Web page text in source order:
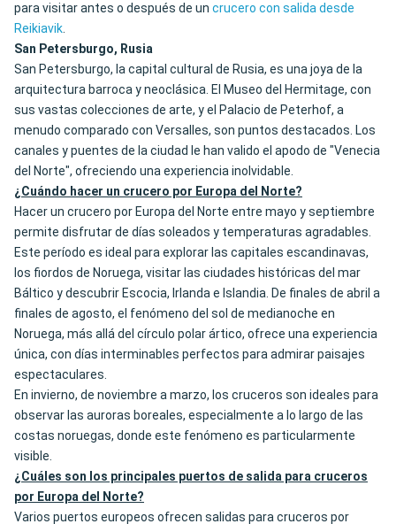
para visitar antes o después de un crucero con salida desde
Reikiavik.
San Petersburgo, Rusia
San Petersburgo, la capital cultural de Rusia, es una joya de la
arquitectura barroca y neoclásica. El Museo del Hermitage, con
sus vastas colecciones de arte, y el Palacio de Peterhof, a
menudo comparado con Versalles, son puntos destacados. Los
canales y puentes de la ciudad le han valido el apodo de "Venecia
del Norte", ofreciendo una experiencia inolvidable.
¿Cuándo hacer un crucero por Europa del Norte?
Hacer un crucero por Europa del Norte entre mayo y septiembre
permite disfrutar de días soleados y temperaturas agradables.
Este período es ideal para explorar las capitales escandinavas,
los fiordos de Noruega, visitar las ciudades históricas del mar
Báltico y descubrir Escocia, Irlanda e Islandia. De finales de abril a
finales de agosto, el fenómeno del sol de medianoche en
Noruega, más allá del círculo polar ártico, ofrece una experiencia
única, con días interminables perfectos para admirar paisajes
espectaculares.
En invierno, de noviembre a marzo, los cruceros son ideales para
observar las auroras boreales, especialmente a lo largo de las
costas noruegas, donde este fenómeno es particularmente
visible.
¿Cuáles son los principales puertos de salida para cruceros
por Europa del Norte?
Varios puertos europeos ofrecen salidas para cruceros por